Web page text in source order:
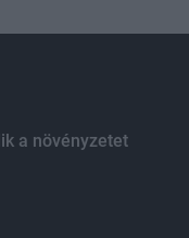
a növényzetet